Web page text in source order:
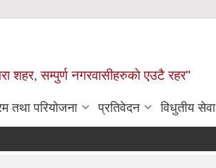
शहर, सम्पुर्ण नगरवासीहरुकाे एउटै रहर"
तथा परियोजना प्रतिवेदन विधुतीय सेवा